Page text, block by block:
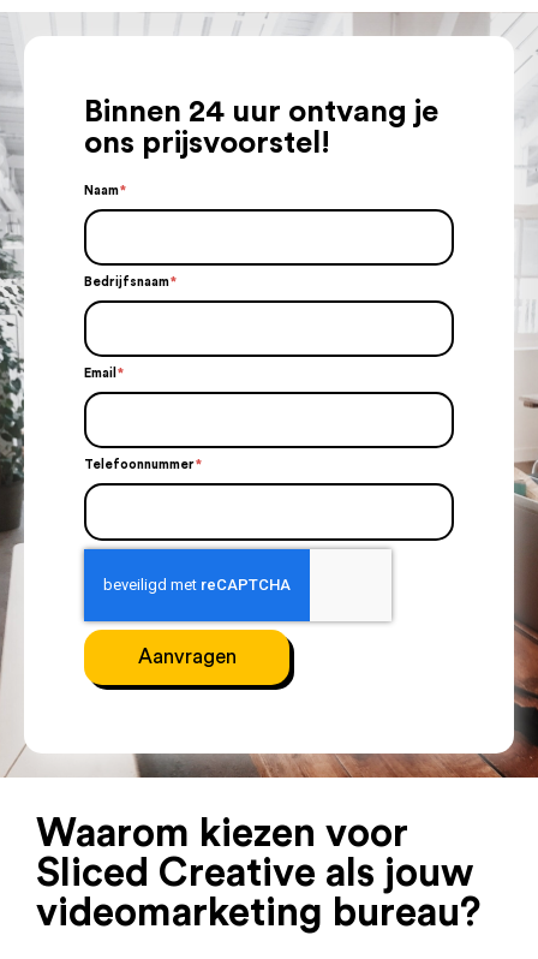
Binnen 24 uur ontvang je
ons prijsvoorstel!
Naam
Bedrijfsnaam
Email
Telefoonnummer
Aanvragen
Waarom kiezen voor
Sliced Creative als jouw
videomarketing bureau?